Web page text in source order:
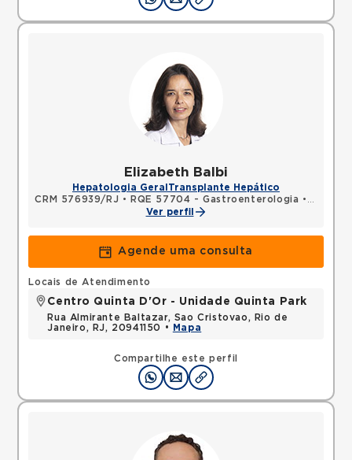
Elizabeth Balbi
Hepatologia Geral Transplante Hepático
CRM 576939/RJ • RQE 57704 - Gastroenterologia •
Ver perfil
Agende uma consulta
Compartilhe este perfil
Locais de Atendimento
Centro Quinta D'Or - Unidade Quinta Park
Rua Almirante Baltazar, Sao Cristovao, Rio de
Janeiro, RJ, 20941150 •
Mapa